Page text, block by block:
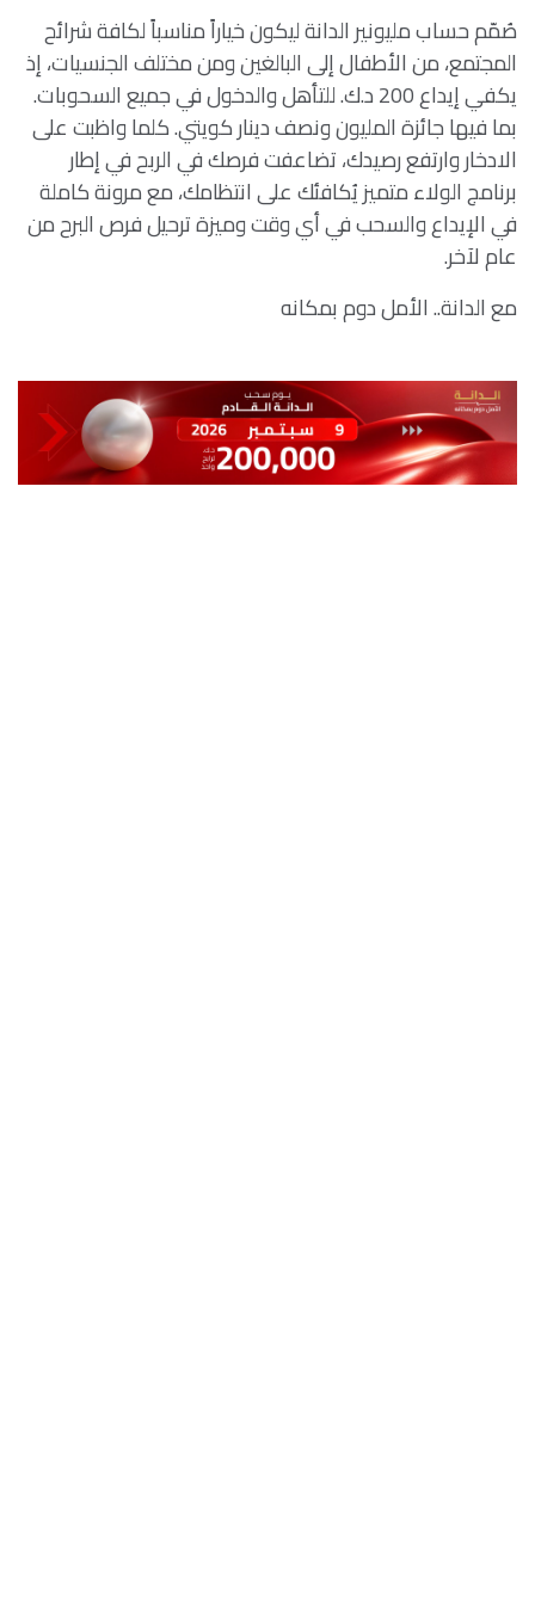
صُمّم حساب مليونير الدانة ليكون خياراً مناسباً لكافة شرائح
المجتمع، من الأطفال إلى البالغين ومن مختلف الجنسيات، إذ
يكفي إيداع 200 د.ك. للتأهل والدخول في جميع السحوبات.
بما فيها جائزة المليون ونصف دينار كويتي. كلما واظبت على
الادخار وارتفع رصيدك، تضاعفت فرصك في الربح في إطار
برنامج الولاء متميز يُكافئك على انتظامك، مع مرونة كاملة
في الإيداع والسحب في أي وقت وميزة ترحيل فرص البرح من
عام لآخر.
مع الدانة.. الأمل دوم بمكانه